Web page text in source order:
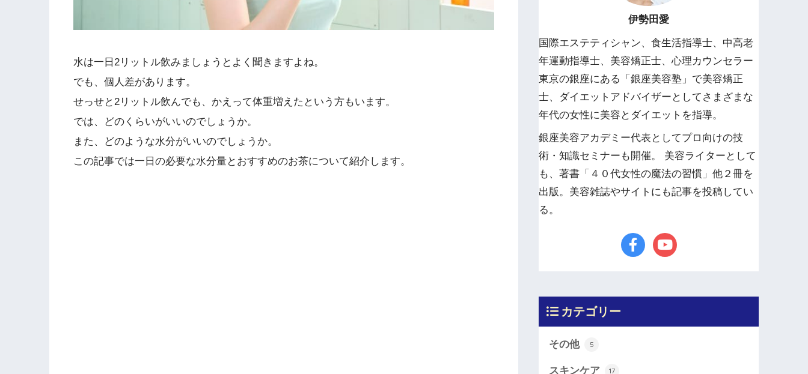
水は一日2リットル飲みましょうとよく聞きますよね。
でも、個人差があります。
せっせと2リットル飲んでも、かえって体重増えたという方もいます。
では、どのくらいがいいのでしょうか。
また、どのような水分がいいのでしょうか。
この記事では一日の必要な水分量とおすすめのお茶について紹介します。
伊勢田愛
国際エステティシャン、食生活指導士、中高老
年運動指導士、美容矯正士、心理カウンセラー
東京の銀座にある「銀座美容塾」で美容矯正
士、ダイエットアドバイザーとしてさまざまな
年代の女性に美容とダイエットを指導。
銀座美容アカデミー代表としてプロ向けの技
術・知識セミナーも開催。 美容ライターとして
も、著書「４０代女性の魔法の習慣」他２冊を
出版。美容雑誌やサイトにも記事を投稿してい
る。
カテゴリー
その他 5
スキンケア 17